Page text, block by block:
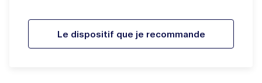
Le dispositif que je recommande